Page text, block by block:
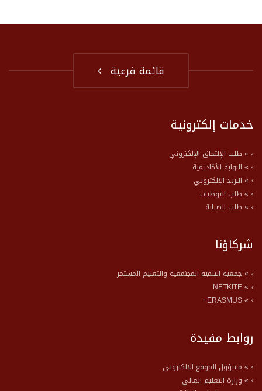
قائمة فرعية
خدمات إلكترونية
» طلب الإلتحاق الإلكتروني
» البوابة الأكاديمية
» البريد الإلكتروني
» طلب التوظيف
» طلب الصيانة
شركاؤنا
» جمعية التنمية المجتمعية والتعليم المستمر
» NETKITE
» ERASMUS+
روابط مفيدة
» مسؤول الموقع الالكتروني
» وزارة التعليم العالي